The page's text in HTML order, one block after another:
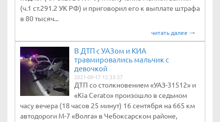
(ч.1 ст.291.2 УК РФ) и приговорил его к выплате штрафа
в 80 тысяч...
читать далее
В ДТП с УАЗом и КИА
травмировались мальчик с
девочкой
2021-09-17 12:33:57
ДТП со столкновением «УАЗ-31512» и
«Kia Cerato» произошло в седьмом
часу вечера (18 часов 25 минут) 16 сентября на 665 км
автодороги М-7 «Волга» в Чебоксарском районе,